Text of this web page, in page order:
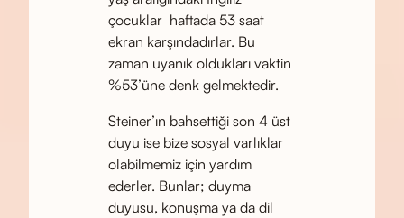
çocuklar haftada 53 saat
ekran karşındadırlar. Bu
zaman uyanık oldukları vaktin
%53’üne denk gelmektedir.
Steiner’ın bahsettiği son 4 üst
duyu ise bize sosyal varlıklar
olabilmemiz için yardım
ederler. Bunlar; duyma
duyusu, konuşma ya da dil